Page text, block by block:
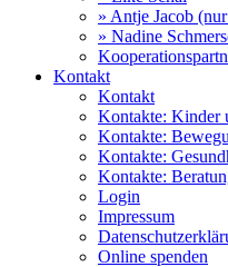
» Antje Jacob
» Nadine
Kontakt
Kontakt
Kontakte: Kinder
Kontakte:
Kontakte:
Kontakte:
Login
Impressum
Online spenden